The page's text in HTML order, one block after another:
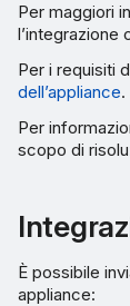
Per maggiori
l’integrazione
Per i requisiti
dell’appliance.
Per
scopo di
È possibile
appliance: